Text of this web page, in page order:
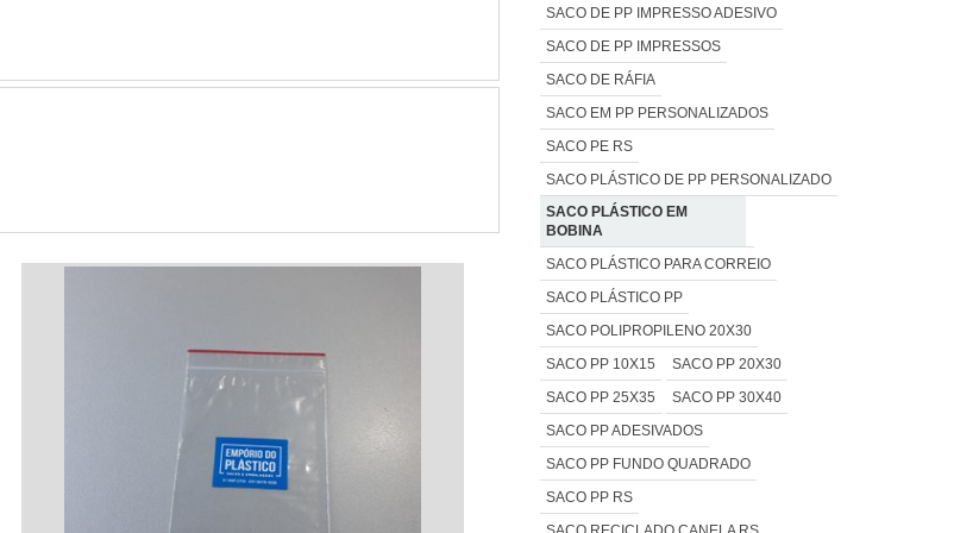
SACO DE PP IMPRESSO ADESIVO
SACO DE PP IMPRESSOS
SACO DE RÁFIA
SACO EM PP PERSONALIZADOS
SACO PE RS
SACO PLÁSTICO DE PP PERSONALIZADO
SACO PLÁSTICO EM
BOBINA
SACO PLÁSTICO PARA CORREIO
SACO PLÁSTICO PP
SACO POLIPROPILENO 20X30
SACO PP 10X15
SACO PP 20X30
SACO PP 25X35
SACO PP 30X40
SACO PP ADESIVADOS
SACO PP FUNDO QUADRADO
SACO PP RS